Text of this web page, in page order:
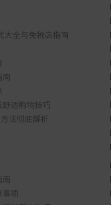
大全与免税店指南
适购物技巧
法彻底解析
项